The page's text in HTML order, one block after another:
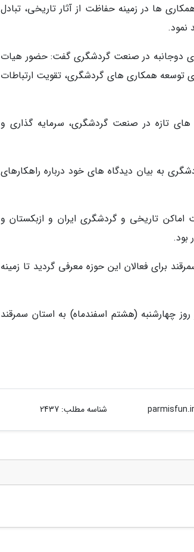
ها در زمینه حفاظت از آثار تاریخی، تبادل
دوجانبه در صنعت گردشگری گفت: حضور هیات
توسعه همکاری های گردشگری، تقویت ارتباطات
های تازه در صنعت گردشگری، سرمایه گذاری و
به بیان دیدگاه های خود درباره راهکارهای
تاریخی و گردشگری ایران و ازبکستان و
استان خراسان رضوی و سمرقند برای فعالان این حوزه معرفی گردید تا زمینه
چهارشنبه (هشتم اسفندماه) به استان سمرقند
parmisfun.ir شناسه مطلب: 2437